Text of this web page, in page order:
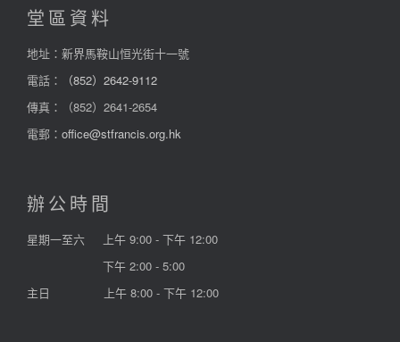
堂區資料
地址：新界馬鞍山恒光街十一號
電話：
（852）2642-9112
傳真：（852）2641-2654
電郵： office@stfrancis.org.hk
辦公時間
星期一至六
上午 9:00 - 下午 12:00
下午 2:00 - 5:00
主日
上午 8:00 - 下午 12:00